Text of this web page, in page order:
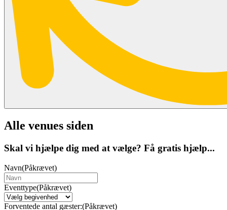
Alle venues siden
Skal vi hjælpe dig med at vælge? Få gratis hjælp...
Navn(Påkrævet)
Eventtype(Påkrævet)
Forventede antal gæster:(Påkrævet)